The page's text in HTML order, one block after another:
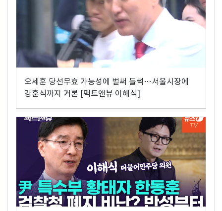
오세훈 당선무효 가능성에 벌써 들썩…서울시장에
강훈식까지 거론 [팩트앤뷰 이해식]